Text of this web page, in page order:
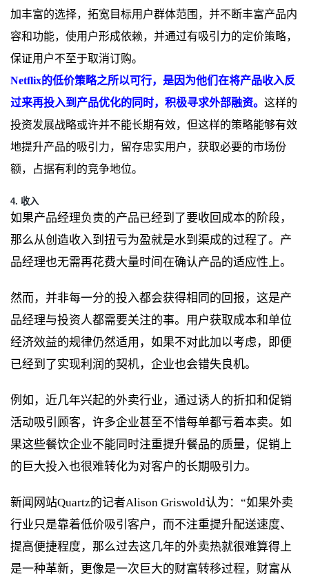
加丰富的选择，拓宽目标用户群体范围，并不断丰富产品内
容和功能，使用户形成依赖，并通过有吸引力的定价策略，
保证用户不至于取消订购。
Netflix的低价策略之所以可行，是因为他们在将产品收入反
过来再投入到产品优化的同时，积极寻求外部融资。 这样的
投资发展战略或许并不能长期有效，但这样的策略能够有效
地提升产品的吸引力，留存忠实用户，获取必要的市场份
额，占据有利的竞争地位。
4. 收入
如果产品经理负责的产品已经到了要收回成本的阶段，
那么从创造收入到扭亏为盈就是水到渠成的过程了。产
品经理也无需再花费大量时间在确认产品的适应性上。
然而，并非每一分的投入都会获得相同的回报，这是产
品经理与投资人都需要关注的事。用户获取成本和单位
经济效益的规律仍然适用，如果不对此加以考虑，即便
已经到了实现利润的契机，企业也会错失良机。
例如，近几年兴起的外卖行业，通过诱人的折扣和促销
活动吸引顾客，许多企业甚至不惜每单都亏着本卖。如
果这些餐饮企业不能同时注重提升餐品的质量，促销上
的巨大投入也很难转化为对客户的长期吸引力。
新闻网站Quartz的记者Alison Griswold认为：“如果外卖
行业只是靠着低价吸引客户，而不注重提升配送速度、
提高便捷程度，那么过去这几年的外卖热就很难算得上
是一种革新，更像是一次巨大的财富转移过程，财富从